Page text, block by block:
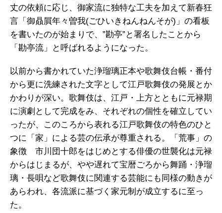
丈の依頼に応じ、御家流に独特な工夫を加えて新春狂
言「御贔屓年々曽我(ごひいきねんねんそが)」の看板
を書いたのが始まりで、”勘亭”と署名したことから
「勘亭流」と呼ばれるようになった。
以前から書かれていた浄瑠璃正本や歌舞伎台帳・番付
から更に洗練された文字として江戸歌舞伎の発展とか
かわりが深い。歌舞伎は、江戸・上方とともに元禄期
に演劇として完成をみ、それぞれの個性を確立してい
ったが、このころから表れる江戸歌舞伎の特色のひと
つに「家」による芸の伝承が尊重される。「荒事」の
象徴 市川団十郎をはじめとする俳優の世襲化は元禄
からはじまるが、やや遅れて宝暦ごろから舞踊・浄瑠
璃・長唄など歌舞伎に関連する芸能にも同様の動きが
あらわれ、各流派に基づく家元制が成立するに至っ
た。